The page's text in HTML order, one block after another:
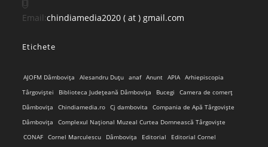
your
Email:chindiamedia2020 ( at ) gmail.com
Etichete
AJOFM Dâmbovița Alesandru Duțu anaf Anunt APIA
Arhiepiscopia
Târgoviștei
Biblioteca Județeană Dâmbovița Bucegi
Camera de comerț
Dâmbovița
Chindiamedia.ro Cj dambovita
Compania de Apă Târgoviște
Dâmbovița
Complexul Național Muzeal Curtea Domnească Târgoviște
CONAF
Cornel Marculescu Dâmbovița Editorial Editorial Cornel